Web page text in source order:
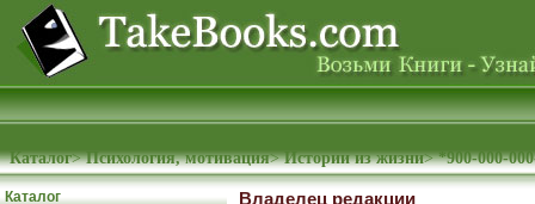
Каталог>Психология, мотивация>Истории из жизни>*900-000-
Каталог Владелец редакции